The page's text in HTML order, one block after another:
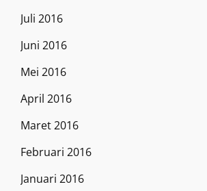
Juli 2016
Juni 2016
Mei 2016
April 2016
Maret 2016
Februari 2016
Januari 2016